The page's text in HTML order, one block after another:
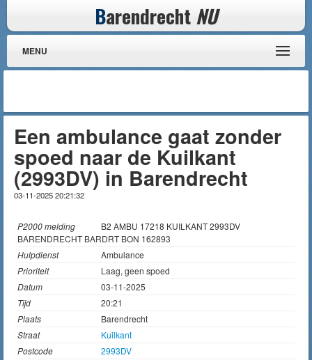
Barendrecht NU
MENU
Een ambulance gaat zonder
spoed naar de Kuilkant
(2993DV) in Barendrecht
03-11-2025 20:21:32
P2000 melding
B2 AMBU 17218 KUILKANT 2993DV
BARENDRECHT BARDRT BON 162893
Hulpdienst
Ambulance
Prioriteit
Laag, geen spoed
Datum
03-11-2025
Tijd
20:21
Plaats
Barendrecht
Straat
Kuilkant
Postcode
2993DV